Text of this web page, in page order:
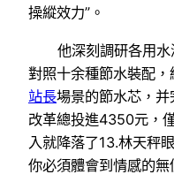
操縱效力”。
他深刻調研各用水
對照十余種節水裝配
站長場景的節水芯，
改革總投進4350元，
入就降落了13.林天秤
你必須體會到情感的無